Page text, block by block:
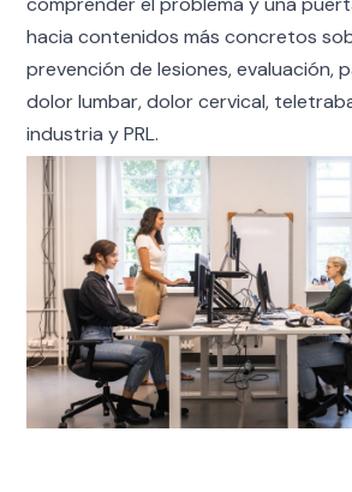
hacia contenidos más concretos
prevención de lesiones, evaluación,
dolor lumbar, dolor cervical,
industria y PRL.